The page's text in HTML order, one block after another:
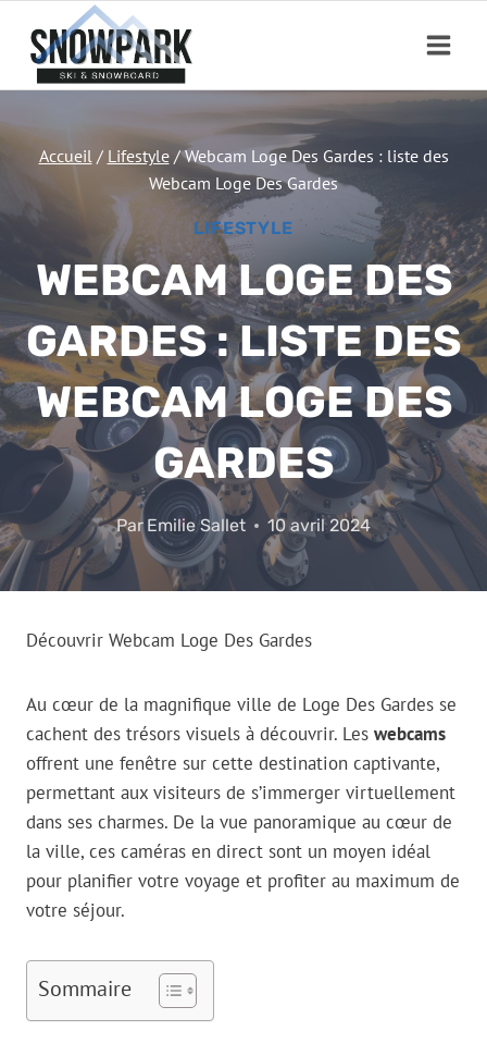
contenu
Accueil / Lifestyle / Webcam Loge Des Gardes : liste des
Webcam Loge Des Gardes
LIFESTYLE
WEBCAM LOGE DES
GARDES : LISTE DES
WEBCAM LOGE DES
GARDES
Par Emilie Sallet 10 avril 2024
Découvrir Webcam Loge Des Gardes
Au cœur de la magnifique ville de Loge Des Gardes se
cachent des trésors visuels à découvrir. Les webcams
offrent une fenêtre sur cette destination captivante,
permettant aux visiteurs de s’immerger virtuellement
dans ses charmes. De la vue panoramique au cœur de
la ville, ces caméras en direct sont un moyen idéal
pour planifier votre voyage et profiter au maximum de
votre séjour.
Sommaire